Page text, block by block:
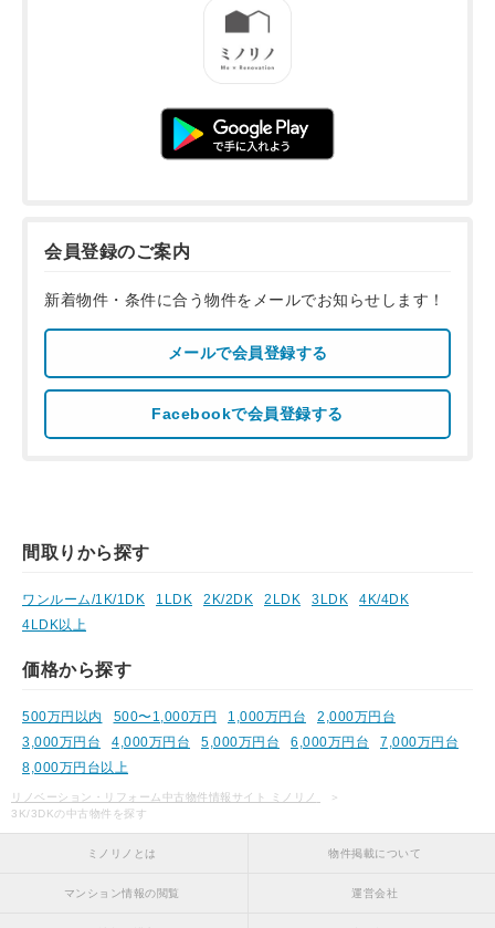
会員登録のご案内
新着物件・条件に合う物件をメールでお知らせします！
メールで会員登録する
Facebookで会員登録する
間取りから探す
ワンルーム/1K/1DK 1LDK 2K/2DK 2LDK 3LDK
4K/4DK
4LDK以上
価格から探す
500万円以内 500〜1,000万円 1,000万円台
2,000万円台
3,000万円台
4,000万円台 5,000万円台 6,000万円台
7,000万円台
8,000万円台以上
リノベーション・リフォーム中古物件情報サイト ミノリノ
3K/3DKの中古物件を探す
ミノリノとは 物件掲載について
マンション情報の閲覧 運営会社